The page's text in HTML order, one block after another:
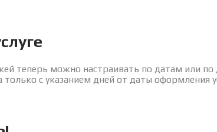
теперь можно настраивать по датам или по
с указанием дней от даты